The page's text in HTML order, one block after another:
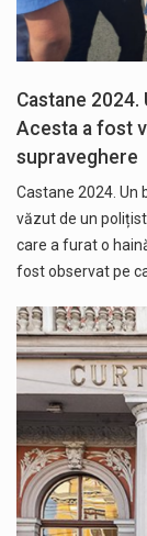
Castane 2024.
Acesta a fost
supraveghere
Castane 2024. Un
văzut de un
care a furat o
fost observat pe